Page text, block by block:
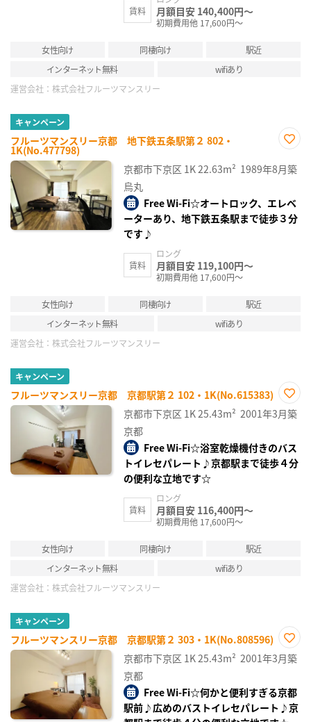
賃料 月額目安 140,400円～
初期費用他 17,600円～
女性向け 同棲向け
駅近
インターネット無料
wifiあり
運営会社： 株式会社フルーツマンスリー
キャンペーン
フルーツマンスリー京都 地下鉄五条駅第２ 802・
1K(No.477798)
に入
り登
京都市下京区 1K22.63m² 1989年8月築
烏丸
Free Wi-Fi☆オートロック、エレベ
ーターあり、地下鉄五条駅まで徒歩３分
です♪
賃料
ロング
月額目安 119,100円～
初期費用他 17,600円～
女性向け 同棲向け
駅近
インターネット無料
wifiあり
運営会社： 株式会社フルーツマンスリー
キャンペーン
フルーツマンスリー京都 京都駅第２ 102・1K(No.615383)
お気
に入
京都市下京区 1K25.43m² 2001年3月築
京都
Free Wi-Fi☆浴室乾燥機付きのバス
トイレセパレート♪京都駅まで徒歩４分
の便利な立地です☆
賃料
ロング
月額目安 116,400円～
初期費用他 17,600円～
女性向け 同棲向け
駅近
インターネット無料
wifiあり
運営会社： 株式会社フルーツマンスリー
キャンペーン
フルーツマンスリー京都 京都駅第２ 303・1K(No.808596)
お気
に入
京都市下京区 1K25.43m² 2001年3月築
京都
Free Wi-Fi☆何かと便利すぎる京都
駅前♪広めのバストイレセパレート♪京